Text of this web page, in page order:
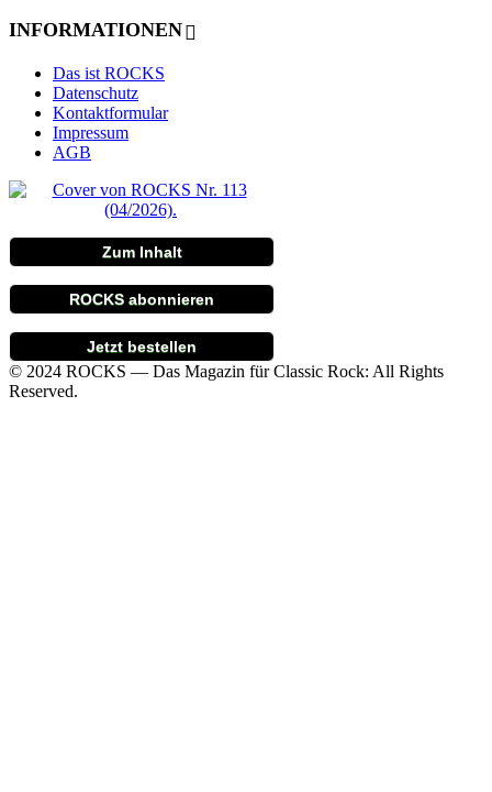
INFORMATIONEN
Das ist ROCKS
Datenschutz
Kontaktformular
Impressum
AGB
Zum Inhalt
ROCKS abonnieren
Jetzt bestellen
© 2024 ROCKS — Das Magazin für Classic Rock: All Rights
Reserved.